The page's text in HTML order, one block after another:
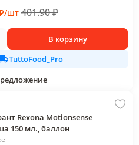
/шт 401.90₽
В корзину
TuttoFood_Pro
Rexona Motionsense
150 мл., баллон